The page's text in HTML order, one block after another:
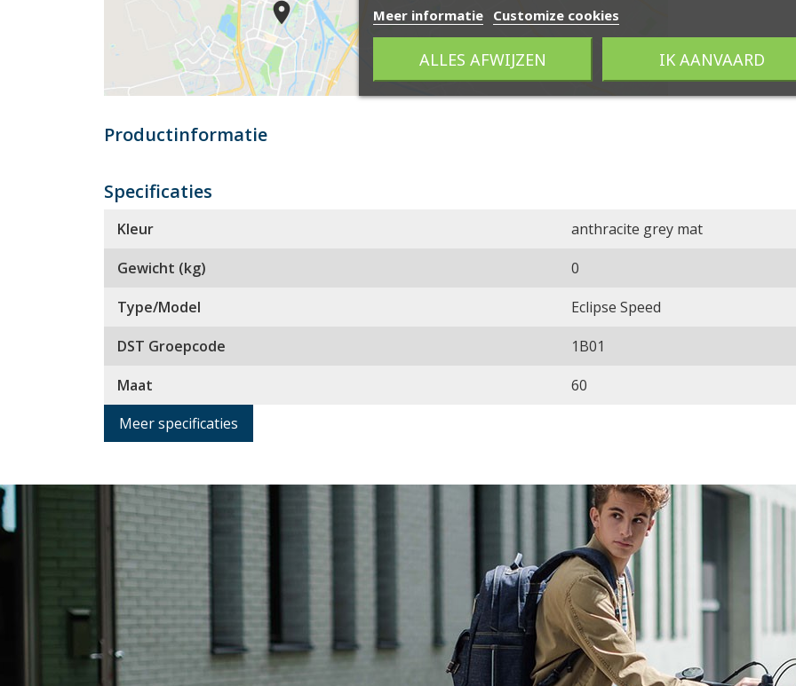
Productinformatie
Specificaties
Kleur
anthracite grey mat
Gewicht (kg)
0
Type/Model
Eclipse Speed
DST Groepcode
1B01
Maat
60
Meer specificaties
Meer informatie Customize cookies
ALLES AFWIJZEN IK AANVAARD